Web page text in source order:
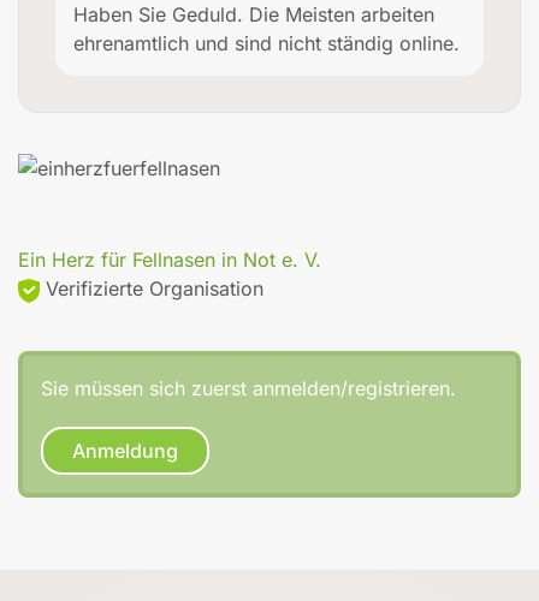
Haben Sie Geduld. Die Meisten arbeiten
ehrenamtlich und sind nicht ständig online.
Ein Herz für Fellnasen in Not e. V.
Verifizierte Organisation
Sie müssen sich zuerst anmelden/registrieren.
Anmeldung